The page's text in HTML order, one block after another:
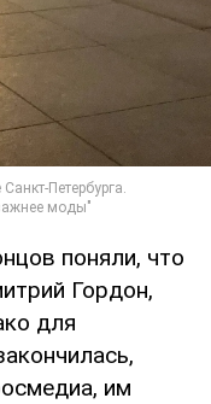
поняли, что
Гордон,
для
им